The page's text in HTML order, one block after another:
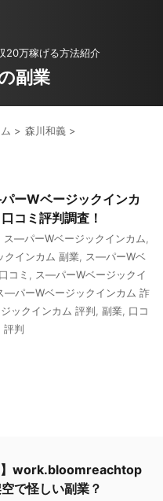
20万稼げる方法紹介
副業
> 森川和義 >
ーWベージックインカ
コミ評判調査！
ス―パーWベージックインカム
インカム 副業
ス―パーWベ
コミ
ス―パーWベージックイ
―パーWベージックインカム 詐
ックインカム 評判 副業
口コ
評判
】work.bloomreachtop
で怪しい副業？